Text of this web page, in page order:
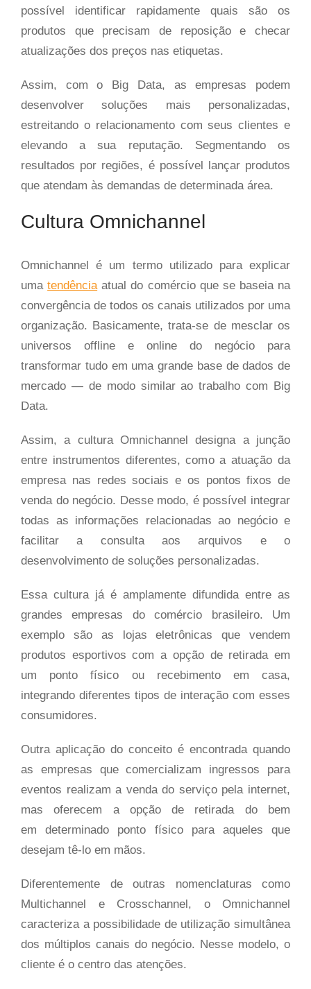
possível identificar rapidamente quais são os
produtos que precisam de reposição e checar
atualizações dos preços nas etiquetas.
Assim, com o Big Data, as empresas podem
desenvolver soluções mais personalizadas,
estreitando o relacionamento com seus clientes e
elevando a sua reputação. Segmentando os
resultados por regiões, é possível lançar produtos
que atendam às demandas de determinada área.
Cultura Omnichannel
Omnichannel é um termo utilizado para explicar
umatendênciaatual do comércio que se baseia na
convergência de todos os canais utilizados por uma
organização. Basicamente, trata-se de mesclar os
universos offline e online do negócio para
transformar tudo em uma grande base de dados de
mercado — de modo similar ao trabalho com Big
Data.
Assim, a cultura Omnichannel designa a junção
entre instrumentos diferentes, como a atuação da
empresa nas redes sociais e os pontos fixos de
venda do negócio. Desse modo, é possível integrar
todas as informações relacionadas ao negócio e
facilitar a consulta aos arquivos e o
desenvolvimento de soluções personalizadas.
Essa cultura já é amplamente difundida entre as
grandes empresas do comércio brasileiro. Um
exemplo são as lojas eletrônicas que vendem
produtos esportivos com a opção de retirada em
um ponto físico ou recebimento em casa,
integrando diferentes tipos de interação com esses
consumidores.
Outra aplicação do conceito é encontrada quando
as empresas que comercializam ingressos para
eventos realizam a venda do serviço pela internet,
mas oferecem a opção de retirada do bem
em determinado ponto físico para aqueles que
desejam tê-lo em mãos.
Diferentemente de outras nomenclaturas como
Multichannel e Crosschannel, o Omnichannel
caracteriza a possibilidade de utilização simultânea
dos múltiplos canais do negócio. Nesse modelo, o
cliente é o centro das atenções.